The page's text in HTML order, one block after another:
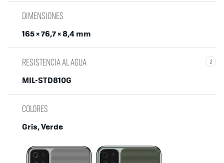
DIMENSIONES
165 × 76,7 × 8,4 mm
i
RESISTENCIA AL AGUA
MIL-STD810G
COLORES
Gris, Verde